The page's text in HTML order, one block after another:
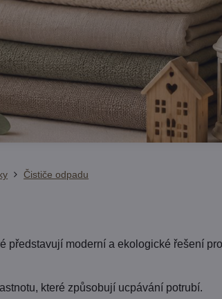
Čističe odpadu
představují moderní a ekologické řešení
které způsobují ucpávání potrubí.